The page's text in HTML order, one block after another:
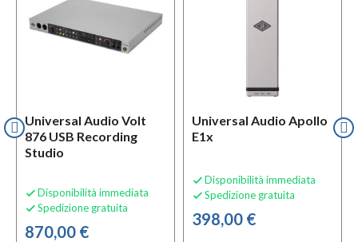
Universal Audio Volt
876 USB Recording
Studio
 Disponibilità immediata
 Spedizione gratuita
870,00 €
Universal Audio Apollo
E1x
 Disponibilità immediata
 Spedizione gratuita
398,00 €